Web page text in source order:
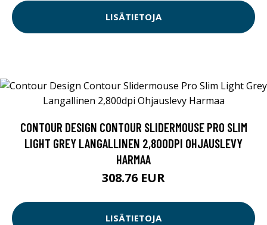
LISÄTIETOJA
CONTOUR DESIGN CONTOUR SLIDERMOUSE PRO SLIM
LIGHT GREY LANGALLINEN 2,800DPI OHJAUSLEVY
HARMAA
308.76 EUR
LISÄTIETOJA